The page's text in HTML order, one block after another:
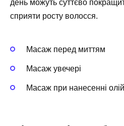
день можуть суттєво
сприяти росту волосся.
Масаж перед миттям
Масаж увечері
Масаж при нанесенні олій